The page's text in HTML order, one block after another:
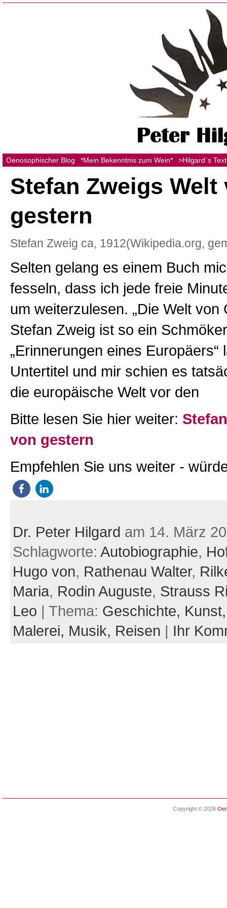
Oenosophischer Blog *Mein Bekenntnis zum Wein* >Hilgard´s
Stefan Zweigs Welt
gestern
Stefan Zweig ca, 1912(Wikipedia.org,
Selten gelang es einem Buch
fesseln, dass ich jede freie
um weiterzulesen. „Die Welt von
Stefan Zweig ist so ein
„Erinnerungen eines Europäers“
Untertitel und mir schien es
die europäische Welt vor den
Bitte lesen Sie hier weiter:
von gestern
Empfehlen Sie uns weiter -
Dr. Peter Hilgard am 14. März
Schlagworte: Autobiographie,
Hugo von, Rathenau Walter,
Maria, Rodin Auguste, Strauss
Leo | Thema: Geschichte,
Malerei, Musik, Reisen | Ihr
Copyright © 2026